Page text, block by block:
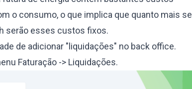
o consumo, o que implica que quanto mais se
serão esses custos fixos.
de adicionar "liquidações" no back office.
Faturação -> Liquidações.